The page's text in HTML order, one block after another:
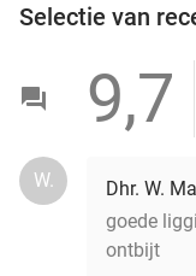
Selectie van
9,7
W.
Dhr. W.
goede
ontbijt